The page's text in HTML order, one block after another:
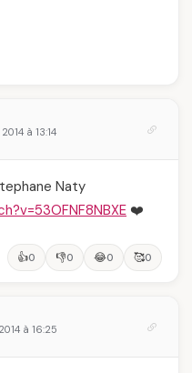
à 13:14
Naty
❤️
👍0 👎0 😂0 🥰0
à 16:25